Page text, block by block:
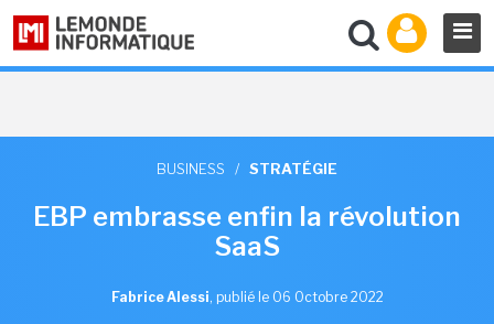
BUSINESS / STRATÉGIE
EBP embrasse enfin la révolution
SaaS
Fabrice Alessi, publié le 06 Octobre 2022